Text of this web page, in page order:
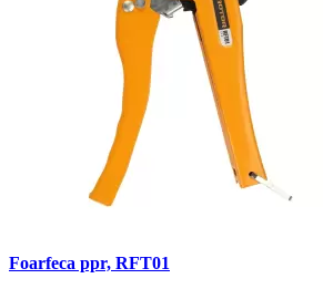
Foarfeca ppr, RFT01